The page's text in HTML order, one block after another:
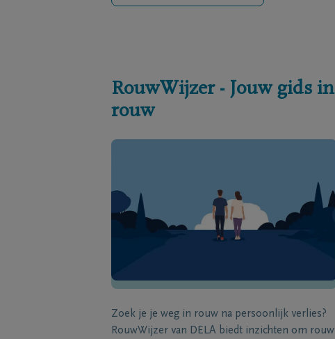
RouwWijzer - Jouw gids in
rouw
Zoek je je weg in rouw na persoonlijk verlies?
RouwWijzer van DELA biedt inzichten om rouw